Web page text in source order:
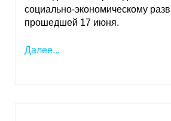
социально-экономическому
прошедшей 17 июня.
Далее...